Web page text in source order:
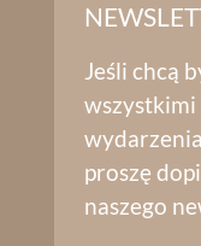
Jeśli chcą
proszę
naszego